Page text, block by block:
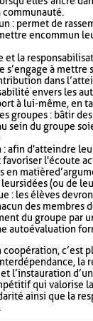
communauté.
: permet de
en commun
et la
s’engage à mettre
dans
envers les
à lui-même, en
groupes : bâtir
sein du groupe
: afin d'atteindre
favoriser l'écoute
en matière
idées (ou de
: les élèves
des membres
du groupe par
autoévaluation
coopération, c’est
la
l’instauration
qui valorise
ainsi que la